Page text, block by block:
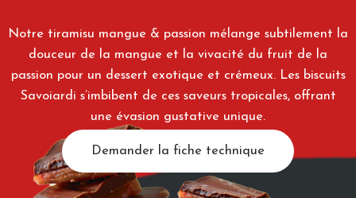
Notre tiramisu mangue & passion mélange subtilement la
douceur de la mangue et la vivacité du fruit de la
passion pour un dessert exotique et crémeux. Les biscuits
Savoiardi s’imbibent de ces saveurs tropicales, offrant
une évasion gustative unique.
Demander la fiche technique